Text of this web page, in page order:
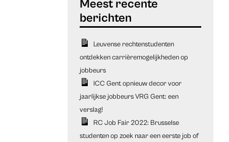
Leuvense rechtenstudenten
ontdekken carrièremogelijkheden op
jobbeurs
ICC Gent opnieuw decor voor
jaarlijkse jobbeurs VRG Gent: een
verslag!
RC Job Fair 2022: Brusselse
studenten op zoek naar een eerste job of